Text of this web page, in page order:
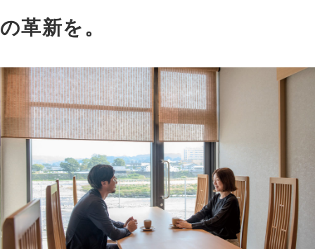
の革新を。